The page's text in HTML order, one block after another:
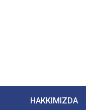
HAKKIMIZDA